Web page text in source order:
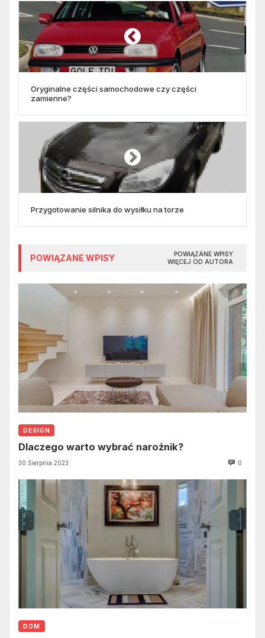
Oryginalne części samochodowe czy części
zamienne?
Przygotowanie silnika do wysiłku na torze
POWIĄZANE WPISY
POWIĄZANE WPISY
WIĘCEJ OD AUTORA
DESIGN
Dlaczego warto wybrać narożnik?
30 Sierpnia 2023 0
DOM